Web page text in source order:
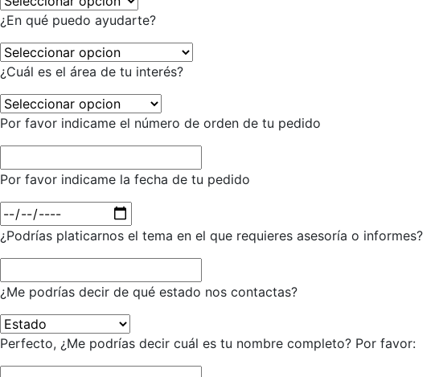
¿En qué puedo ayudarte?
¿Cuál es el área de tu interés?
Por favor indicame el número de orden de tu pedido
Por favor indicame la fecha de tu pedido
¿Podrías platicarnos el tema en el que requieres asesoría o informes?
¿Me podrías decir de qué estado nos contactas?
Perfecto, ¿Me podrías decir cuál es tu nombre completo? Por favor: